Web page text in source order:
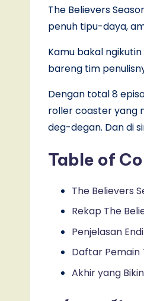
The Believers
penuh tipu-daya,
Kamu bakal
bareng tim
Dengan total 8
roller coaster yang
deg-degan. Dan di
Table of
The Believers
Rekap The
Penjelasan
Daftar Pemain
Akhir yang